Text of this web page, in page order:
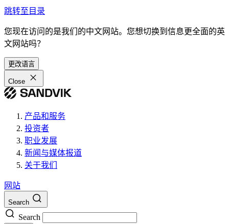
跳转至目录
您现在访问的是我们的中文网站。您想切换到信息更全面的英
文网站吗？
更改语言
Close
产品和服务
投资者
职业发展
新闻与媒体报道
关于我们
网站
Search
Search